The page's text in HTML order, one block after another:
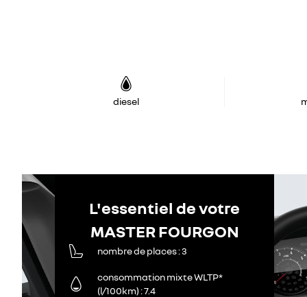
diesel
L'essentiel de votre
MASTER FOURGON
nombre de places 3
consommation mixte WLTP*
(l/100km) 7.4